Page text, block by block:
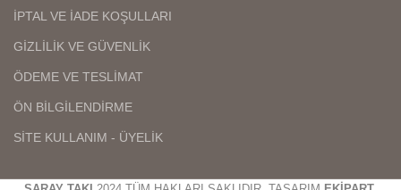
İPTAL VE İADE KOŞULLARI
GİZLİLİK VE GÜVENLİK
ÖDEME VE TESLİMAT
ÖN BİLGİLENDİRME
SİTE KULLANIM - ÜYELİK